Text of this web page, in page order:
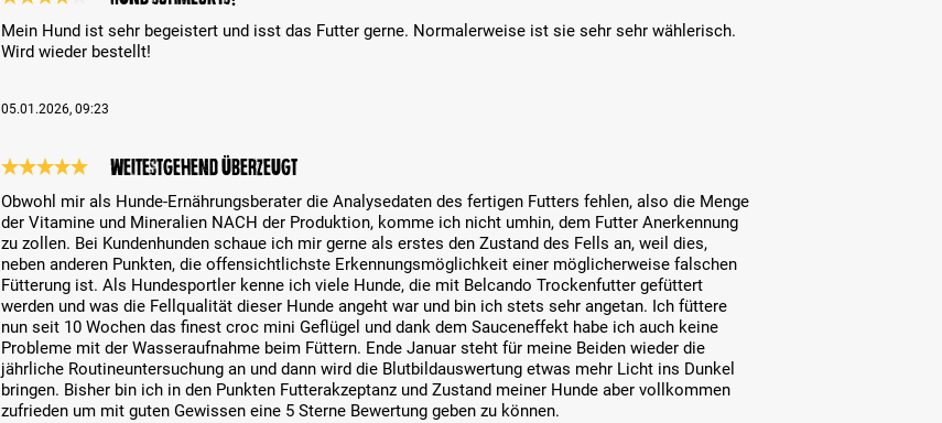
Mein Hund ist sehr begeistert und isst das Futter gerne. Normalerweise ist sie sehr sehr wählerisch.
Wird wieder bestellt!
05.01.2026, 09:23
Weitestgehend überzeugt
Obwohl mir als Hunde-Ernährungsberater die Analysedaten des fertigen Futters fehlen, also die Menge
der Vitamine und Mineralien NACH der Produktion, komme ich nicht umhin, dem Futter Anerkennung
zu zollen. Bei Kundenhunden schaue ich mir gerne als erstes den Zustand des Fells an, weil dies,
neben anderen Punkten, die offensichtlichste Erkennungsmöglichkeit einer möglicherweise falschen
Fütterung ist. Als Hundesportler kenne ich viele Hunde, die mit Belcando Trockenfutter gefüttert
werden und was die Fellqualität dieser Hunde angeht war und bin ich stets sehr angetan. Ich füttere
nun seit 10 Wochen das finest croc mini Geflügel und dank dem Sauceneffekt habe ich auch keine
Probleme mit der Wasseraufnahme beim Füttern. Ende Januar steht für meine Beiden wieder die
jährliche Routineuntersuchung an und dann wird die Blutbildauswertung etwas mehr Licht ins Dunkel
bringen. Bisher bin ich in den Punkten Futterakzeptanz und Zustand meiner Hunde aber vollkommen
zufrieden um mit guten Gewissen eine 5 Sterne Bewertung geben zu können.